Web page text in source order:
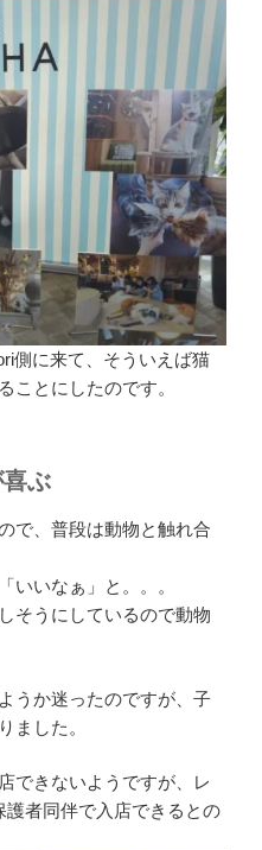
側に来て、そういえば猫
ことにしたのです。
ぶ
で、普段は動物と触れ合
いいなぁ」と。。。
そうにしているので動物
うか迷ったのですが、子
ました。
できないようですが、レ
者同伴で入店できるとの